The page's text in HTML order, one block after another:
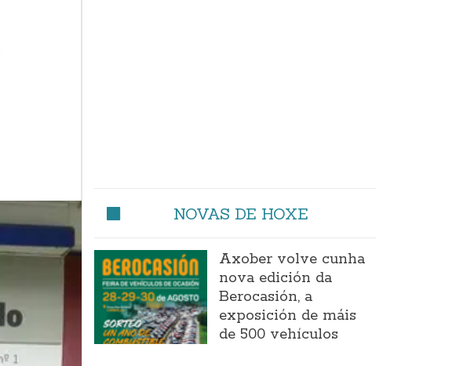
NOVAS DE HOXE
Axober volve cunha
nova edición da
Berocasión, a
exposición de máis
de 500 vehículos